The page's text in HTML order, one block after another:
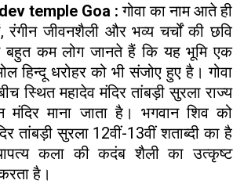
temple Goa : गोवा का नाम आते ही
जीवनशैली और भव्य चर्चों की छवि
बहुत कम लोग जानते हैं कि यह भूमि एक
हिन्दू धरोहर को भी संजोए हुए है। गोवा
स्थित महादेव मंदिर तांबड़ी सुरला राज्य
मंदिर माना जाता है। भगवान शिव को
तांबड़ी सुरला 12वीं-13वीं शताब्दी का है
कला की कदंब शैली का उत्कृष्ट
है।